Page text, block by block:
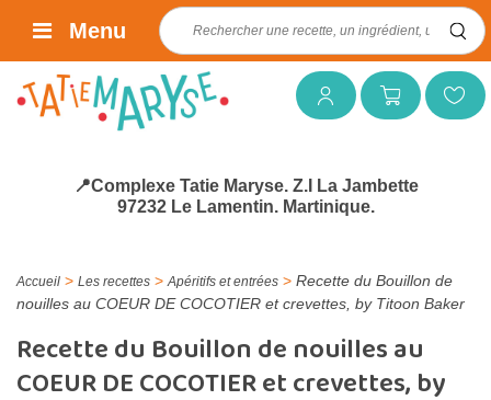
Mon compteMon panierMes favoris
Rechercher :
Menu
📍Complexe Tatie Maryse. Z.I La Jambette
97232 Le Lamentin. Martinique.
Accueil > Les recettes > Apéritifs et entrées > Recette du Bouillon de
nouilles au COEUR DE COCOTIER et crevettes, by Titoon Baker
Recette du Bouillon de nouilles au
COEUR DE COCOTIER et crevettes, by